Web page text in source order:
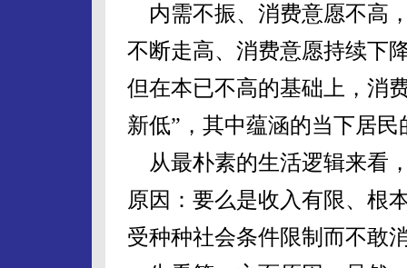
内需不振、消费意愿不高
不断走高、消费意愿持续下
但在本已不高的基础上，消
新低”，其中蕴涵的当下居
从最朴素的生活逻辑来看
原因：要么是收入有限、根
受种种社会条件限制而不敢